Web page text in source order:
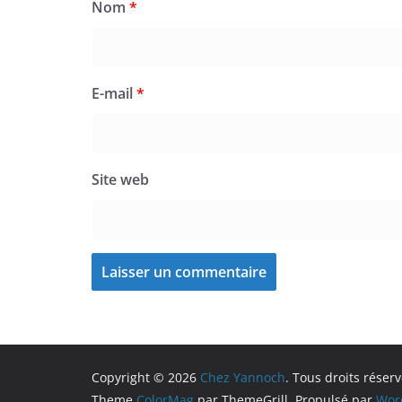
Nom *
E-mail*
Site web
Copyright © 2026 Chez Yannoch. Tous droits